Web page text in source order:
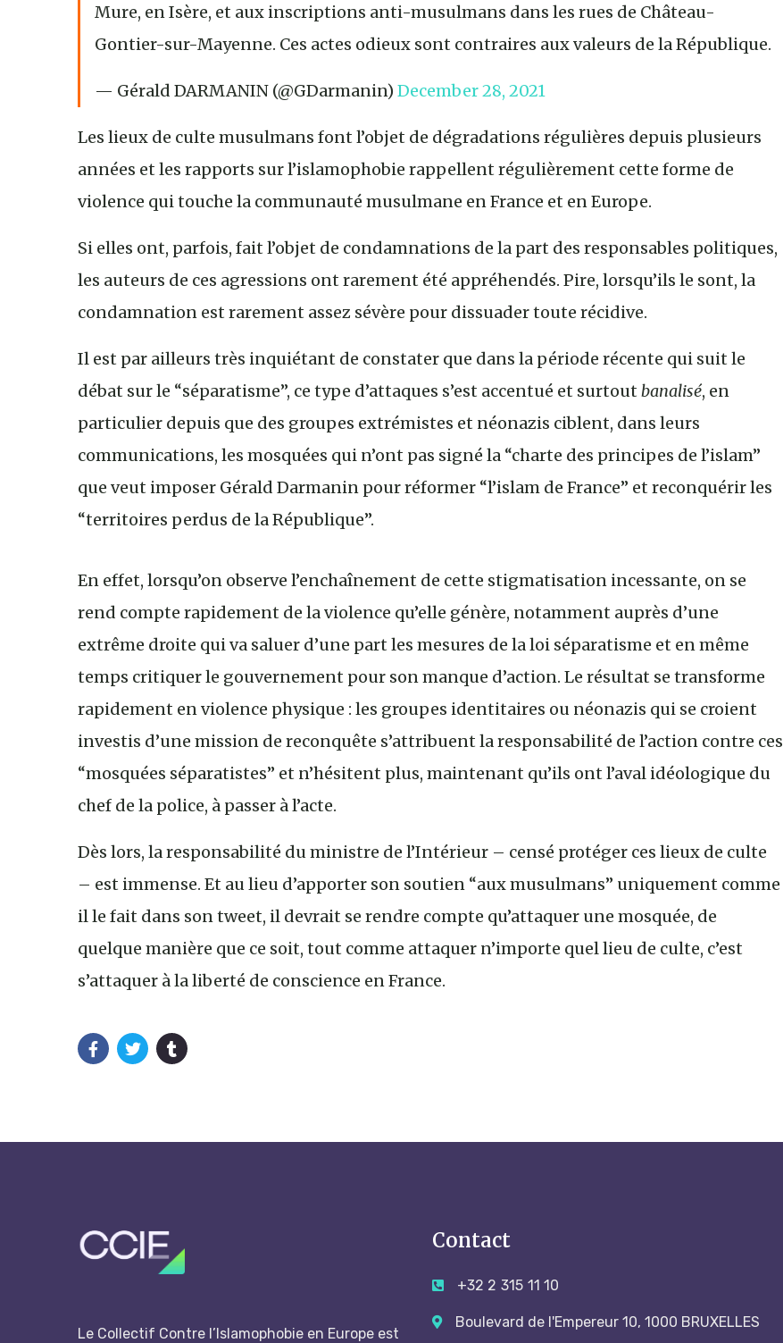
Mure, en Isère, et aux inscriptions anti-musulmans dans les rues de Château-
Gontier-sur-Mayenne. Ces actes odieux sont contraires aux valeurs de la République.
— Gérald DARMANIN (@GDarmanin) December 28, 2021
Les lieux de culte musulmans font l’objet de dégradations régulières depuis plusieurs
années et les rapports sur l’islamophobie rappellent régulièrement cette forme de
violence qui touche la communauté musulmane en France et en Europe.
Si elles ont, parfois, fait l’objet de condamnations de la part des responsables politiques,
les auteurs de ces agressions ont rarement été appréhendés. Pire, lorsqu’ils le sont, la
condamnation est rarement assez sévère pour dissuader toute récidive.
Il est par ailleurs très inquiétant de constater que dans la période récente qui suit le
débat sur le “séparatisme”, ce type d’attaques s’est accentué et surtout banalisé, en
particulier depuis que des groupes extrémistes et néonazis ciblent, dans leurs
communications, les mosquées qui n’ont pas signé la “charte des principes de l’islam”
que veut imposer Gérald Darmanin pour réformer “l’islam de France” et reconquérir les
“territoires perdus de la République”.
En effet, lorsqu’on observe l’enchaînement de cette stigmatisation incessante, on se
rend compte rapidement de la violence qu’elle génère, notamment auprès d’une
extrême droite qui va saluer d’une part les mesures de la loi séparatisme et en même
temps critiquer le gouvernement pour son manque d’action. Le résultat se transforme
rapidement en violence physique : les groupes identitaires ou néonazis qui se croient
investis d’une mission de reconquête s’attribuent la responsabilité de l’action contre ces
“mosquées séparatistes” et n’hésitent plus, maintenant qu’ils ont l’aval idéologique du
chef de la police, à passer à l’acte.
Dès lors, la responsabilité du ministre de l’Intérieur – censé protéger ces lieux de culte
– est immense. Et au lieu d’apporter son soutien “aux musulmans” uniquement comme
il le fait dans son tweet, il devrait se rendre compte qu’attaquer une mosquée, de
quelque manière que ce soit, tout comme attaquer n’importe quel lieu de culte, c’est
s’attaquer à la liberté de conscience en France.
Le Collectif Contre l’Islamophobie en Europe est
Contact
+32 2 315 11 10
Boulevard de l'Empereur 10, 1000 BRUXELLES